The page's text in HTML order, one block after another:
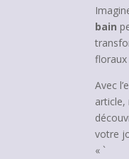
bain
floraux
Avec
article,
votre
« `